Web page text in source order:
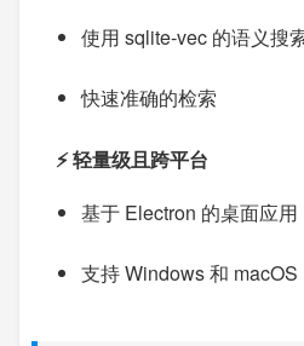
使用 sqlite-vec 的语义搜
快速准确的检索
⚡ 轻量级且跨平台
基于 Electron 的桌面应用
支持 Windows 和 macOS